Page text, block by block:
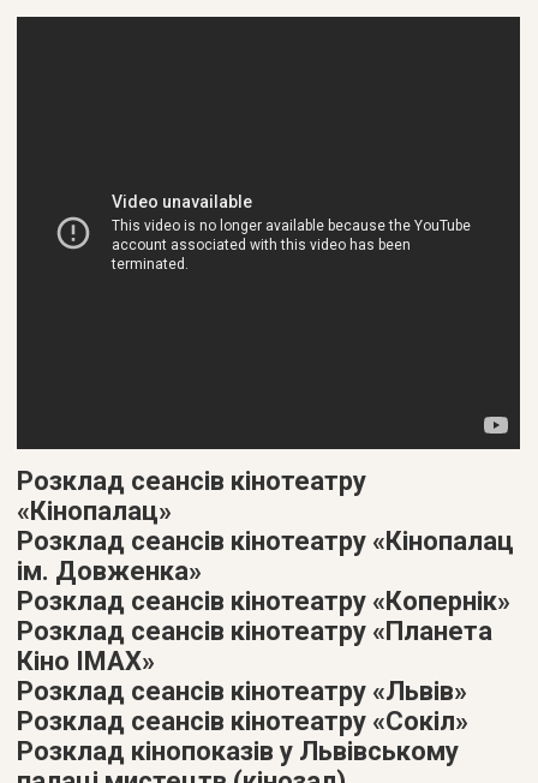
Розклад сеансів кінотеатру
«Кінопалац»
Розклад сеансів кінотеатру «Кінопалац
ім. Довженка»
Розклад сеансів кінотеатру «Копернік»
Розклад сеансів кінотеатру «Планета
Кіно IMAX»
Розклад сеансів кінотеатру «Львів»
Розклад сеансів кінотеатру «Сокіл»
Розклад кінопоказів у Львівському